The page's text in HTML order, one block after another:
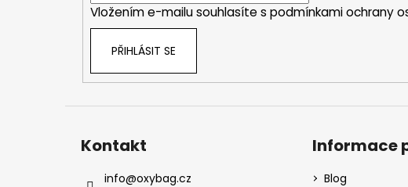
Vložením e-mailu souhlasíte s podmínkami ochrany
PŘIHLÁSIT SE
Kontakt
info@oxybag.cz
Informace
Blog